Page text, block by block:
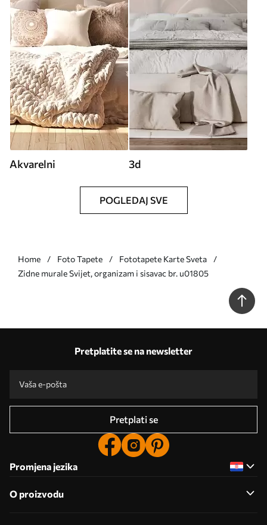
Akvarelni 3d
POGLEDAJ SVE
Home Foto Tapete
Fototapete Karte Sveta
Zidne murale Svijet, organizam i sisavac br. u01805
Pretplatite se na newsletter
Pretplati se
Promjena jezika
O proizvodu